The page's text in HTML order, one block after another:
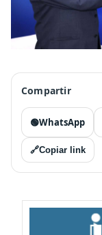
Compartir
🟢WhatsApp
🔗Copiar link